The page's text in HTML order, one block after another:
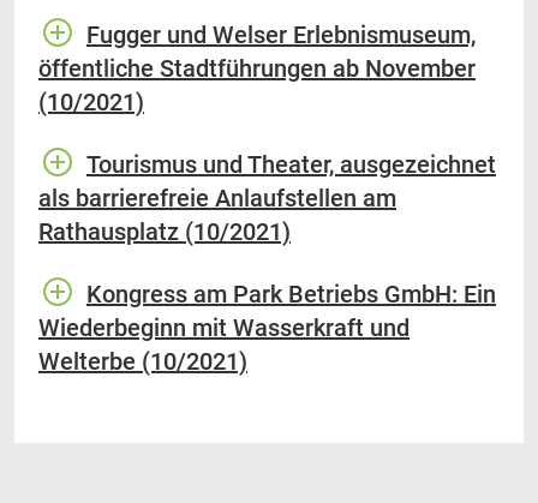
Fugger und Welser Erlebnismuseum,
öffentliche Stadtführungen ab November
(10/2021)
Tourismus und Theater, ausgezeichnet
als barrierefreie Anlaufstellen am
Rathausplatz (10/2021)
Kongress am Park Betriebs GmbH: Ein
Wiederbeginn mit Wasserkraft und
Welterbe (10/2021)